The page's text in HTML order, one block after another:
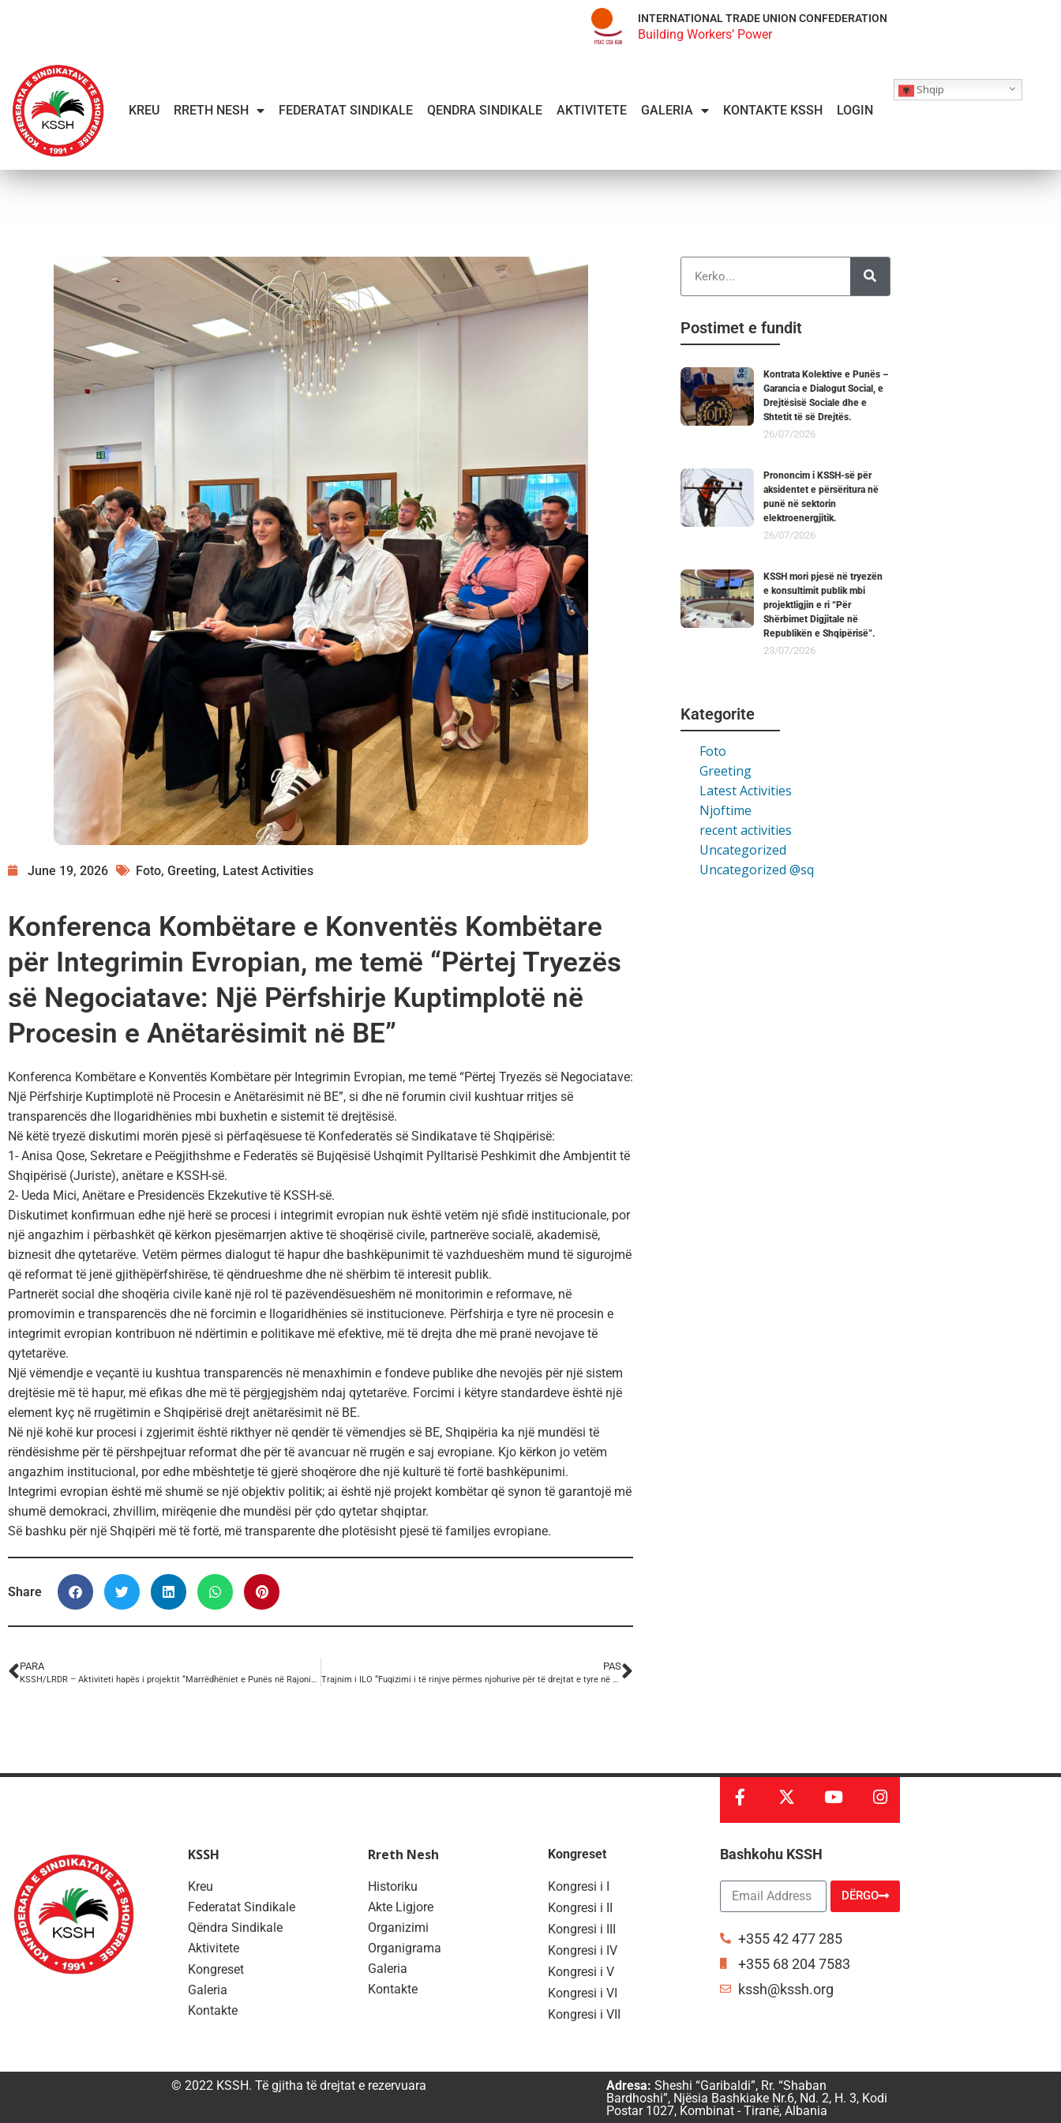
INTERNATIONAL TRADE UNION CONFEDERATION
Building Workers’ Power
KREU RRETH NESH FEDERATAT SINDIKALE QENDRA SINDIKALE AKTIVITETE GALERIA KONTAKTE KSSH LOGIN
Shqip
June 19, 2026 Foto, Greeting, Latest Activities
Konferenca Kombëtare e Konventës Kombëtare
për Integrimin Evropian, me temë “Përtej Tryezës
së Negociatave: Një Përfshirje Kuptimplotë në
Procesin e Anëtarësimit në BE”
Konferenca Kombëtare e Konventës Kombëtare për Integrimin Evropian, me temë “Përtej Tryezës së Negociatave:
Një Përfshirje Kuptimplotë në Procesin e Anëtarësimit në BE”, si dhe në forumin civil kushtuar rritjes së
transparencës dhe llogaridhënies mbi buxhetin e sistemit të drejtësisë.
Në këtë tryezë diskutimi morën pjesë si përfaqësuese të Konfederatës së Sindikatave të Shqipërisë:
1- Anisa Qose, Sekretare e Peëgjithshme e Federatës së Bujqësisë Ushqimit Pylltarisë Peshkimit dhe Ambjentit të
Shqipërisë (Juriste), anëtare e KSSH-së.
2- Ueda Mici, Anëtare e Presidencës Ekzekutive të KSSH-së.
Diskutimet konfirmuan edhe një herë se procesi i integrimit evropian nuk është vetëm një sfidë institucionale, por
një angazhim i përbashkët që kërkon pjesëmarrjen aktive të shoqërisë civile, partnerëve socialë, akademisë,
biznesit dhe qytetarëve. Vetëm përmes dialogut të hapur dhe bashkëpunimit të vazhdueshëm mund të sigurojmë
që reformat të jenë gjithëpërfshirëse, të qëndrueshme dhe në shërbim të interesit publik.
Partnerët social dhe shoqëria civile kanë një rol të pazëvendësueshëm në monitorimin e reformave, në
promovimin e transparencës dhe në forcimin e llogaridhënies së institucioneve. Përfshirja e tyre në procesin e
integrimit evropian kontribuon në ndërtimin e politikave më efektive, më të drejta dhe më pranë nevojave të
qytetarëve.
Një vëmendje e veçantë iu kushtua transparencës në menaxhimin e fondeve publike dhe nevojës për një sistem
drejtësie më të hapur, më efikas dhe më të përgjegjshëm ndaj qytetarëve. Forcimi i këtyre standardeve është një
element kyç në rrugëtimin e Shqipërisë drejt anëtarësimit në BE.
Në një kohë kur procesi i zgjerimit është rikthyer në qendër të vëmendjes së BE, Shqipëria ka një mundësi të
rëndësishme për të përshpejtuar reformat dhe për të avancuar në rrugën e saj evropiane. Kjo kërkon jo vetëm
angazhim institucional, por edhe mbështetje të gjerë shoqërore dhe një kulturë të fortë bashkëpunimi.
Integrimi evropian është më shumë se një objektiv politik; ai është një projekt kombëtar që synon të garantojë më
shumë demokraci, zhvillim, mirëqenie dhe mundësi për çdo qytetar shqiptar.
Së bashku për një Shqipëri më të fortë, më transparente dhe plotësisht pjesë të familjes evropiane.
Share
PARA PAS
Postimet e fundit
Kontrata Kolektive e Punës –
Garancia e Dialogut Social, e
Drejtësisë Sociale dhe e
Shtetit të së Drejtës.
26/07/2026
Prononcim i KSSH-së për
aksidentet e përsëritura në
punë në sektorin
elektroenergjitik.
26/07/2026
KSSH mori pjesë në tryezën
e konsultimit publik mbi
projektligjin e ri “Për
Shërbimet Digjitale në
Republikën e Shqipërisë”.
23/07/2026
Kategorite
Foto
Greeting
Latest Activities
Njoftime
recent activities
Uncategorized
Uncategorized @sq
KSSH
Kreu
Federatat Sindikale
Qëndra Sindikale
Aktivitete
Kongreset
Galeria
Kontakte
Rreth Nesh
Historiku
Akte Ligjore
Organizimi
Organigrama
Galeria
Kontakte
Kongreset
Kongresi i I
Kongresi i II
Kongresi i III
Kongresi i IV
Kongresi i V
Kongresi i VI
Kongresi i VII
Bashkohu KSSH
DËRGO
+355 42 477 285
+355 68 204 7583
kssh@kssh.org
© 2022 KSSH. Të gjitha të drejtat e rezervuara Adresa: Sheshi “Garibaldi”, Rr. “Shaban
Bardhoshi”, Njësia Bashkiake Nr.6, Nd. 2, H. 3, Kodi
Postar 1027, Kombinat - Tiranë, Albania